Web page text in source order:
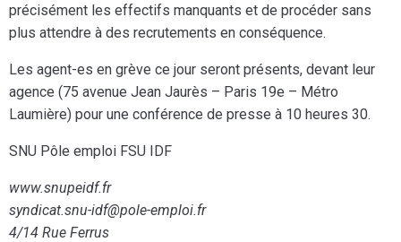
précisément les effectifs manquants et de procéder sans
plus attendre à des recrutements en conséquence.
Les agent-es en grève ce jour seront présents, devant leur
agence (75 avenue Jean Jaurès – Paris 19e – Métro
Laumière) pour une conférence de presse à 10 heures 30.
SNU Pôle emploi FSU IDF
www.snupeidf.fr
syndicat.snu-idf@pole-emploi.fr
4/14 Rue Ferrus